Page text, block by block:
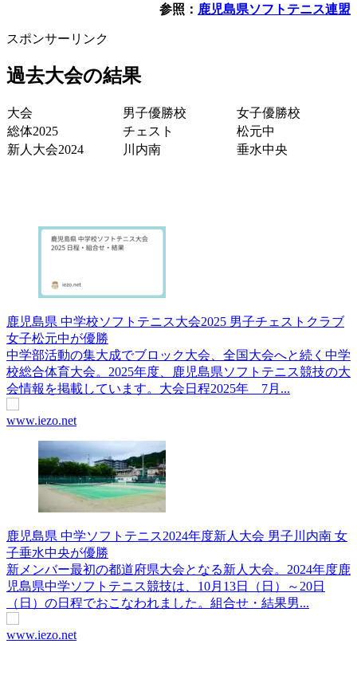
参照： 鹿児島県ソフトテニス連盟
スポンサーリンク
過去大会の結果
大会 男子優勝校
女子優勝校
総体2025
チェスト
松元中
新人大会2024
川内南 垂水中央
鹿児島県 中学校ソフトテニス大会2025 男子チェストクラブ
女子松元中が優勝
中学部活動の集大成でブロック大会、全国大会へと続く中学
校総合体育大会。2025年度、鹿児島県ソフトテニス競技の大
会情報を掲載しています。大会日程2025年 7月...
www.iezo.net
鹿児島県 中学ソフトテニス2024年度新人大会 男子川内南 女
子垂水中央が優勝
新メンバー最初の都道府県大会となる新人大会。2024年度鹿
児島県中学ソフトテニス競技は、10月13日（日）～20日
（日）の日程でおこなわれました。組合せ・結果男...
www.iezo.net